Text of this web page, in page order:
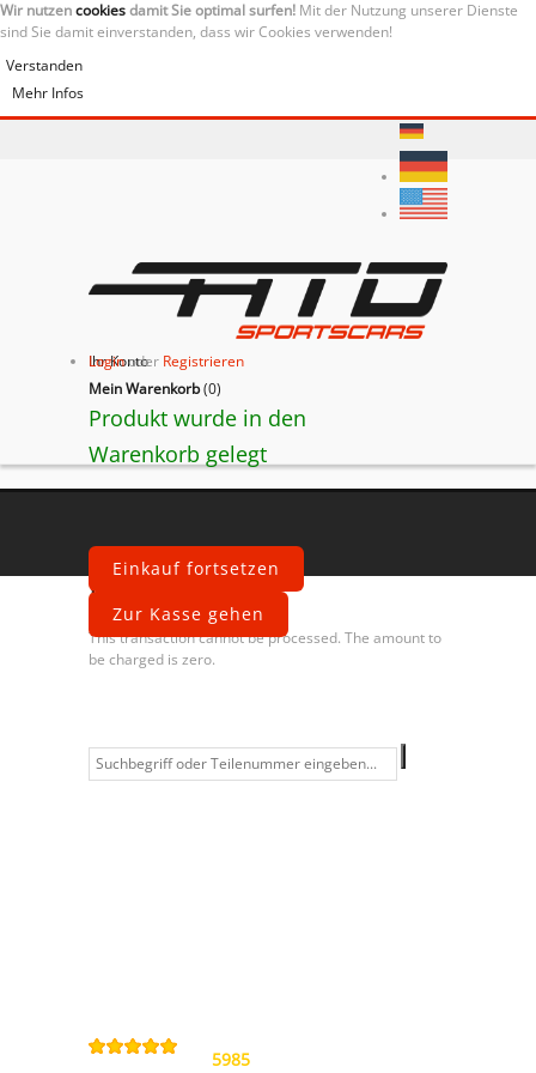
Wir nutzencookiesdamit Sie optimal surfen! Mit der Nutzung unserer Dienste
sind Sie damit einverstanden, dass wir Cookies verwenden!
Verstanden
Mehr Infos
Ihr Konto
Loginoder Registrieren
Mein Warenkorb(0)
Produkt wurde in den
Warenkorb gelegt
Einkauf fortsetzen
Zur Kasse gehen
Fehler
This transaction cannot be processed. The amount to
be charged is zero.
Kontakt
Allgemeine
/5
5985